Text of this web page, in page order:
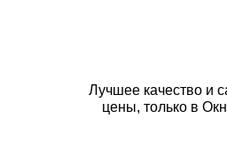
Лучшее качество и
цены, только в